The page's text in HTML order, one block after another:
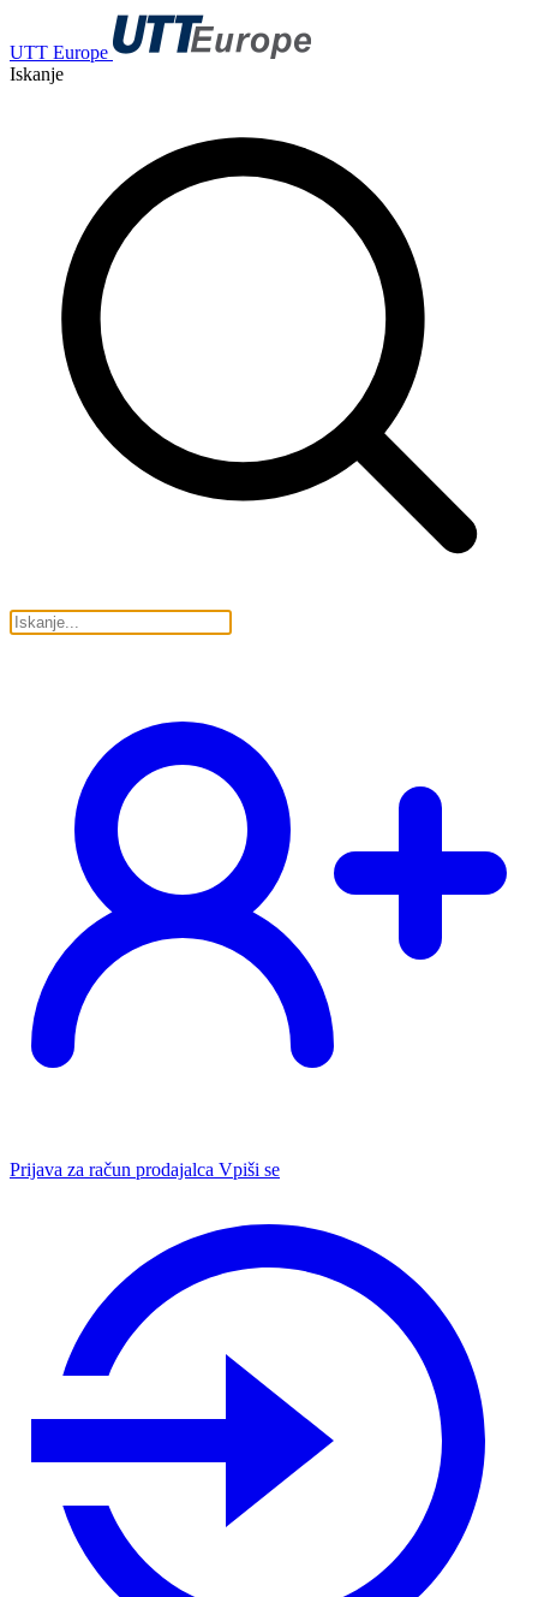
UTT Europe
Iskanje
Prijava za račun prodajalca Vpiši se